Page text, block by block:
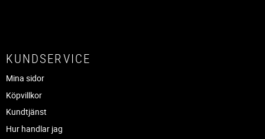
KUNDSERVICE
Mina sidor
Köpvillkor
Kundtjänst
Hur handlar jag